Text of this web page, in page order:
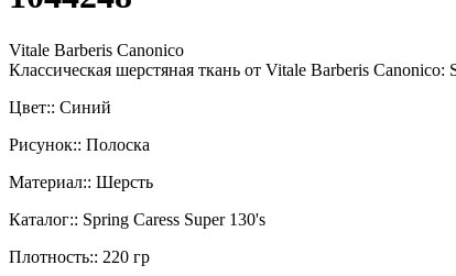
Vitale Barberis Canonico
Классическая шерстяная ткань от Vitale Barberis
Цвет:: Синий
Рисунок:: Полоска
Материал:: Шерсть
Каталог:: Spring Caress Super 130's
Плотность:: 220 гр